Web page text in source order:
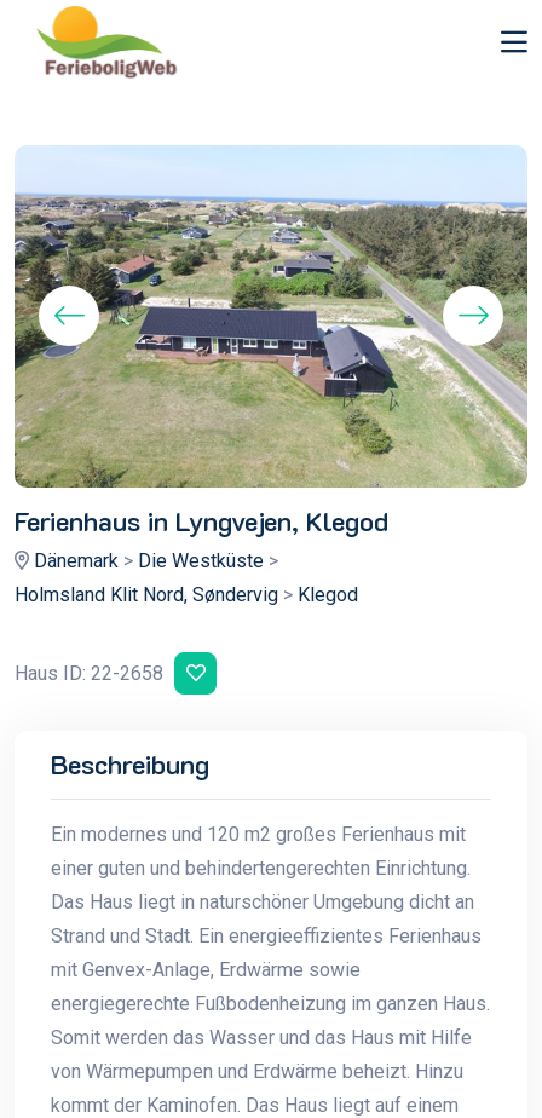
Ferienhaus in Lyngvejen, Klegod
Dänemark > Die Westküste >
Holmsland Klit Nord, Søndervig > Klegod
Haus ID: 22-2658
Beschreibung
Ein modernes und 120 m2 großes Ferienhaus mit
einer guten und behindertengerechten Einrichtung.
Das Haus liegt in naturschöner Umgebung dicht an
Strand und Stadt. Ein energieeffizientes Ferienhaus
mit Genvex-Anlage, Erdwärme sowie
energiegerechte Fußbodenheizung im ganzen Haus.
Somit werden das Wasser und das Haus mit Hilfe
von Wärmepumpen und Erdwärme beheizt. Hinzu
kommt der Kaminofen. Das Haus liegt auf einem